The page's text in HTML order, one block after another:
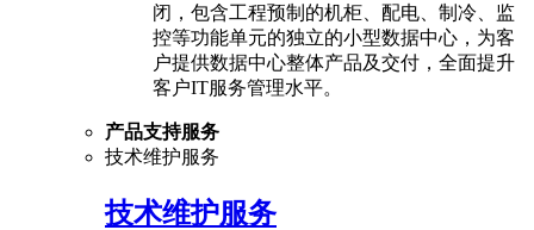
闭，包含工程预制的机柜、配电、制冷、监
控等功能单元的独立的小型数据中心，为客
户提供数据中心整体产品及交付，全面提升
客户IT服务管理水平。
产品支持服务
技术维护服务
技术维护服务